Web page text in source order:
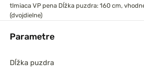
tlmiaca VP pena Dĺžka puzdra: 160 cm,
(dvojdielne)
Parametre
Dĺžka puzdra